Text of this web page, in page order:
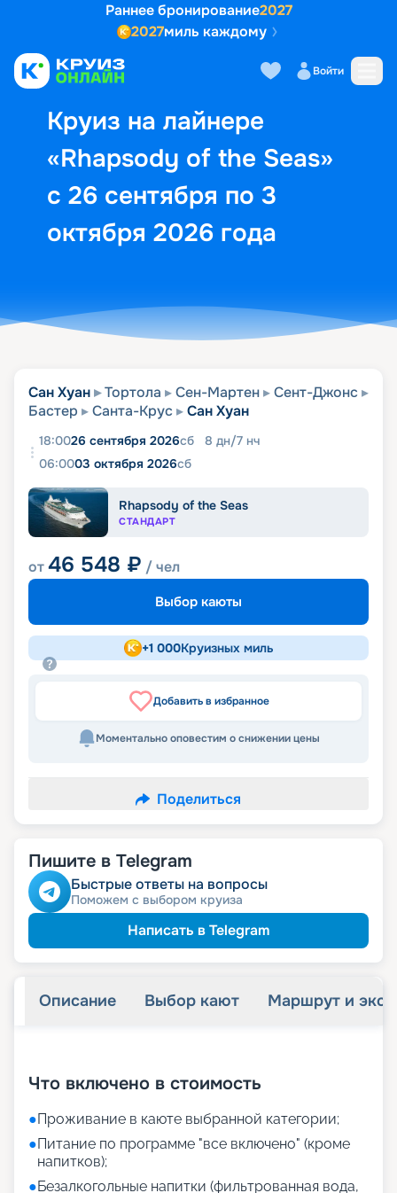
Раннее бронирование2027
2027миль каждому
Войти
Круиз на лайнере
«Rhapsody of the Seas»
с 26 сентября по 3
октября 2026 года
Выбор кают Маршрут и
Сан Хуан Тортола Сен-Мартен
Сент-Джонс
Бастер
Санта-Крус Сан Хуан
18:0026 сентября 2026сб 8 дн/7 нч
06:0003 октября 2026сб
Rhapsody of the Seas
СТАНДАРТ
от46 548 ₽ / чел
Выбор каюты
+1 000Круизных миль
Добавить в избранное
Моментально оповестим о снижении цены
Поделиться
Пишите в Telegram
Быстрые ответы на вопросы
Поможем с выбором круиза
Написать в Telegram
Описание Выбор кают Маршрут и
Что включено в стоимость
●Проживание в каюте выбранной категории;
●Питание по программе "все включено" (кроме
напитков);
●Безалкогольные напитки (фильтрованная вода,